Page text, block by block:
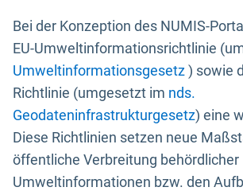
Bei der Konzeption des NUMIS-
EU-Umweltinformationsrichtlinie
Umweltinformationsgesetz) sowie
Richtlinie (umgesetzt im nds.
Geodateninfrastrukturgesetz) eine
Diese Richtlinien setzen neue
öffentliche Verbreitung behördlicher
Umweltinformationen bzw. den